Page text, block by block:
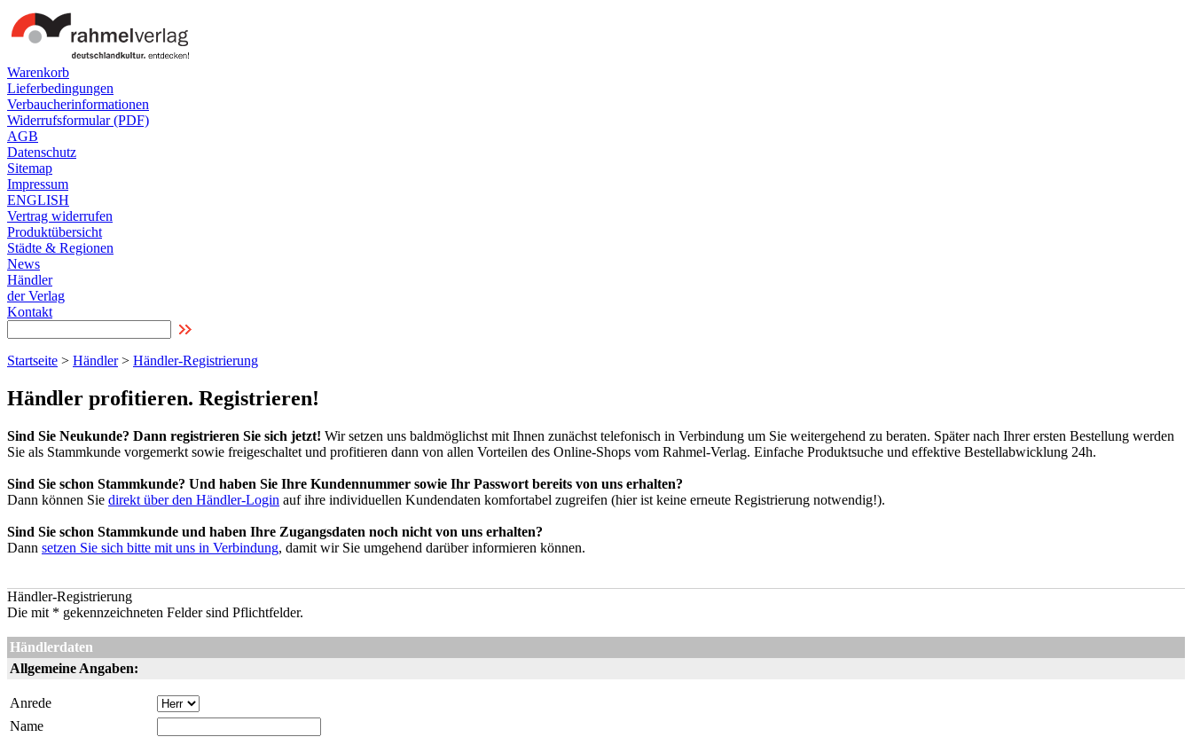
Warenkorb
Lieferbedingungen
Verbaucherinformationen
Widerrufsformular (PDF)
AGB
Datenschutz
Sitemap
Impressum
ENGLISH
Vertrag widerrufen
Produktübersicht
Städte & Regionen
News
Händler
der Verlag
Kontakt
Startseite > Händler> Händler-Registrierung
Händler profitieren. Registrieren!
Sind Sie Neukunde? Dann registrieren Sie sich jetzt! Wir setzen uns baldmöglichst mit Ihnen zunächst telefonisch in Verbindung um Sie weitergehend zu beraten. Später nach Ihrer ersten Bestellung werden
Sie als Stammkunde vorgemerkt sowie freigeschaltet und profitieren dann von allen Vorteilen des Online-Shops vom Rahmel-Verlag. Einfache Produktsuche und effektive Bestellabwicklung 24h.
Sind Sie schon Stammkunde? Und haben Sie Ihre Kundennummer sowie Ihr Passwort bereits von uns erhalten?
Dann können Sie direkt über den Händler-Login auf ihre individuellen Kundendaten komfortabel zugreifen (hier ist keine erneute Registrierung notwendig!).
Sind Sie schon Stammkunde und haben Ihre Zugangsdaten noch nicht von uns erhalten?
Dann setzen Sie sich bitte mit uns in Verbindung, damit wir Sie umgehend darüber informieren können.
Händler-Registrierung
Die mit * gekennzeichneten Felder sind Pflichtfelder.
Händlerdaten
Allgemeine Angaben:
Anrede
Name